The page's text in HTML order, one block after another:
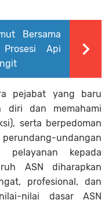
Bersama
Api
pejabat yang baru
diri dan memahami
serta berpedoman
undangan
pelayanan kepada
ASN diharapkan
profesional, dan
nilai dasar ASN